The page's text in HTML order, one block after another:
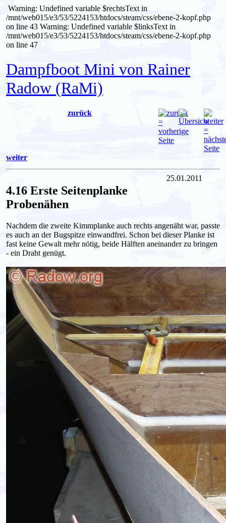
Warning: Undefined variable $rechtsText in
/mnt/web015/e3/53/5224153/htdocs/steam/css/ebene-2-kopf.php
on line 43 Warning: Undefined variable $linksText in
/mnt/web015/e3/53/5224153/htdocs/steam/css/ebene-2-kopf.php
on line 47
Dampfboot Mini von Rainer
Radow (RaMi)
zurück
weiter
4.16 Erste Seitenplanke
Probenähen
25.01.2011
Nachdem die zweite Kimmplanke auch rechts angenäht war, passte
es auch an der Bugspitze einwandfrei. Schon bei dieser Planke ist
fast keine Gewalt mehr nötig, beide Hälften aneinander zu bringen
- ein Draht genügt.